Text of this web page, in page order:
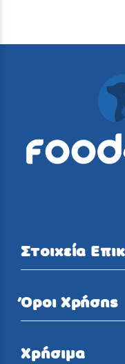
Στοιχεία
Όροι Χρήσης
Χρήσιμα